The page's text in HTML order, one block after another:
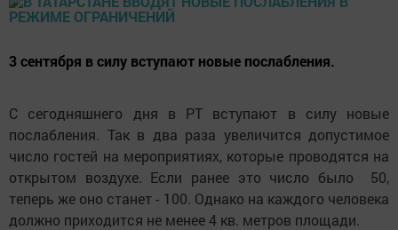
3 сентября в силу вступают новые послабления.
C сегодняшнего дня в РТ вступают в силу новые
послабления. Так в два раза увеличится допустимое
число гостей на мероприятиях, которые проводятся на
открытом воздухе. Если ранее это число было 50,
теперь же оно станет - 100. Однако на каждого человека
должно приходится не менее 4 кв. метров площади.